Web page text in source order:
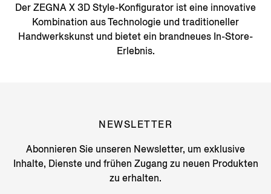
Der ZEGNA X 3D Style-Konfigurator ist eine innovative
Kombination aus Technologie und traditioneller
Handwerkskunst und bietet ein brandneues In-Store-
Erlebnis.
NEWSLETTER
Abonnieren Sie unseren Newsletter, um exklusive
Inhalte, Dienste und frühen Zugang zu neuen Produkten
zu erhalten.